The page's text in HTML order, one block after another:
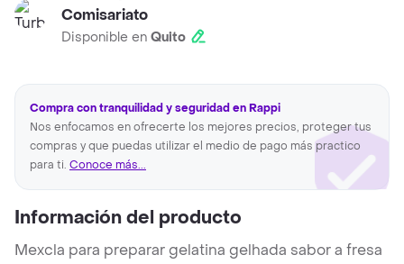
Comisariato
Disponible en Quito
Compra con tranquilidad y seguridad en Rappi
Nos enfocamos en ofrecerte los mejores precios, proteger tus
compras y que puedas utilizar el medio de pago más practico
para ti. Conoce más...
Información del producto
Mexcla para preparar gelatina gelhada sabor a fresa